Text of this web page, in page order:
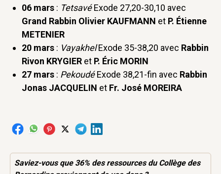
06 mars : TetsavéExode 27,20-30,10 avec
Grand Rabbin Olivier KAUFMANN et P. Étienne
METENIER
20 mars : VayakhelExode 35-38,20 avec Rabbin
Rivon KRYGIER et P. Éric MORIN
27 mars : PekoudéExode 38,21-fin avec Rabbin
Jonas JACQUELIN et Fr. José MOREIRA
Saviez-vous que 36% desressourcesdu Collège des